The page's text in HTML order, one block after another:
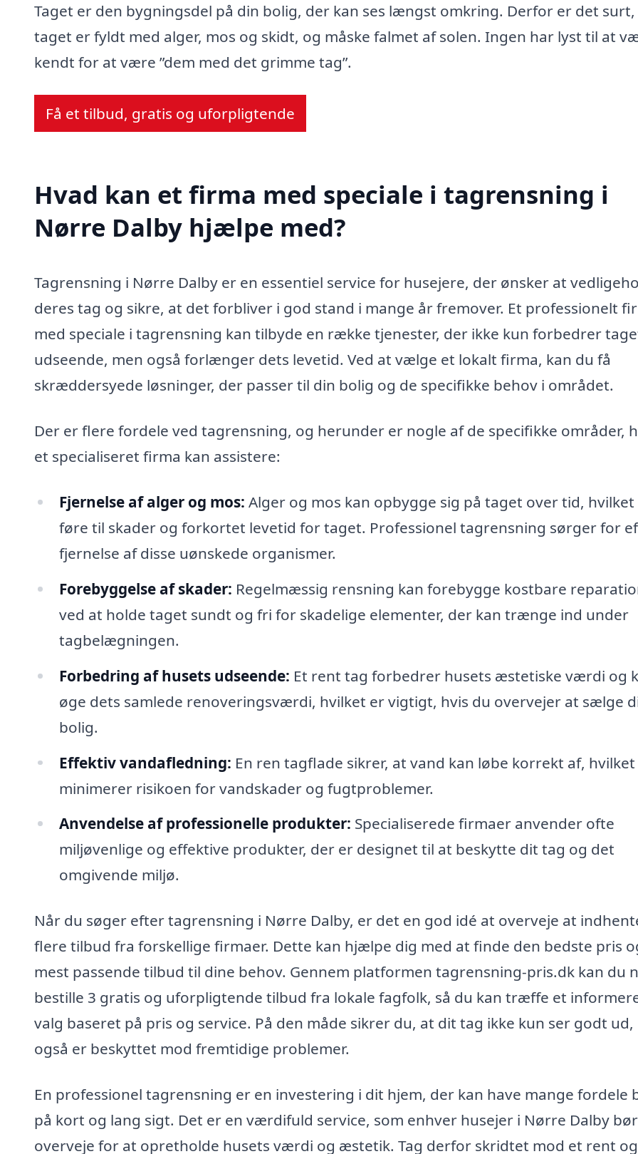
Taget er den bygningsdel på din bolig, der kan ses længst omkring. Derfor er det
taget er fyldt med alger, mos og skidt, og måske falmet af solen. Ingen har lyst til at
kendt for at være ”dem med det grimme tag”.
Få et tilbud, gratis og uforpligtende
Hvad kan et firma med speciale i tagrensning i
Nørre Dalby hjælpe med?
Tagrensning i Nørre Dalby er en essentiel service for husejere, der ønsker at
deres tag og sikre, at det forbliver i god stand i mange år fremover. Et professionelt
med speciale i tagrensning kan tilbyde en række tjenester, der ikke kun forbedrer
udseende, men også forlænger dets levetid. Ved at vælge et lokalt firma, kan du få
skræddersyede løsninger, der passer til din bolig og de specifikke behov i området.
Der er flere fordele ved tagrensning, og herunder er nogle af de specifikke områder,
et specialiseret firma kan assistere:
Fjernelse af alger og mos: Alger og mos kan opbygge sig på taget over tid, hvilket
føre til skader og forkortet levetid for taget. Professionel tagrensning sørger for
fjernelse af disse uønskede organismer.
Forebyggelse af skader: Regelmæssig rensning kan forebygge kostbare
ved at holde taget sundt og fri for skadelige elementer, der kan trænge ind under
tagbelægningen.
Forbedring af husets udseende: Et rent tag forbedrer husets æstetiske værdi og
øge dets samlede renoveringsværdi, hvilket er vigtigt, hvis du overvejer at sælge
bolig.
Effektiv vandafledning: En ren tagflade sikrer, at vand kan løbe korrekt af, hvilket
minimerer risikoen for vandskader og fugtproblemer.
Anvendelse af professionelle produkter: Specialiserede firmaer anvender ofte
miljøvenlige og effektive produkter, der er designet til at beskytte dit tag og det
omgivende miljø.
Når du søger efter tagrensning i Nørre Dalby, er det en god idé at overveje at
flere tilbud fra forskellige firmaer. Dette kan hjælpe dig med at finde den bedste pris
mest passende tilbud til dine behov. Gennem platformen tagrensning-pris.dk kan du
bestille 3 gratis og uforpligtende tilbud fra lokale fagfolk, så du kan træffe et
valg baseret på pris og service. På den måde sikrer du, at dit tag ikke kun ser godt ud,
også er beskyttet mod fremtidige problemer.
En professionel tagrensning er en investering i dit hjem, der kan have mange fordele
på kort og lang sigt. Det er en værdifuld service, som enhver husejer i Nørre Dalby bør
overveje for at opretholde husets værdi og æstetik. Tag derfor skridtet mod et rent og